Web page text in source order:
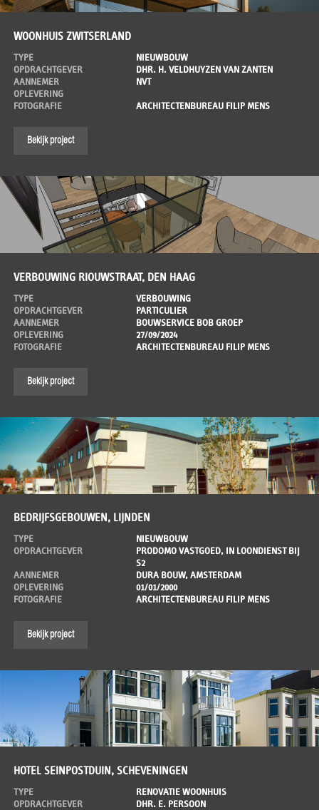
WOONHUIS ZWITSERLAND
TYPE
NIEUWBOUW
OPDRACHTGEVER
DHR. H. VELDHUYZEN VAN ZANTEN
AANNEMER
NVT
OPLEVERING
FOTOGRAFIE
ARCHITECTENBUREAU FILIP MENS
Bekijk project
VERBOUWING RIOUWSTRAAT, DEN HAAG
TYPE
VERBOUWING
OPDRACHTGEVER
PARTICULIER
AANNEMER
BOUWSERVICE BOB GROEP
OPLEVERING
27/09/2024
FOTOGRAFIE
ARCHITECTENBUREAU FILIP MENS
Bekijk project
BEDRIJFSGEBOUWEN, LIJNDEN
TYPE
NIEUWBOUW
OPDRACHTGEVER
PRODOMO VASTGOED, IN LOONDIENST BIJ
S2
AANNEMER
DURA BOUW, AMSTERDAM
OPLEVERING
01/01/2000
FOTOGRAFIE
ARCHITECTENBUREAU FILIP MENS
Bekijk project
HOTEL SEINPOSTDUIN, SCHEVENINGEN
TYPE
RENOVATIE WOONHUIS
OPDRACHTGEVER
DHR. E. PERSOON